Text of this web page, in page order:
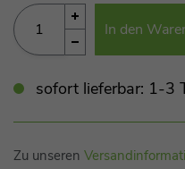
In den
sofort lieferbar: 1-3
Zu unseren